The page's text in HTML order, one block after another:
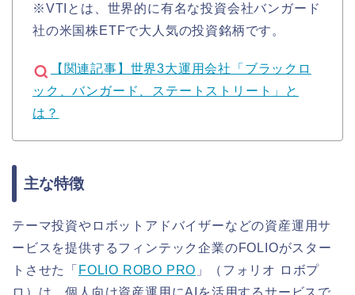
※VTIとは、世界的に有名な投資会社バンガード
社の米国株ETFで大人気の投資銘柄です。
【関連記事】世界3大運用会社「ブラックロ
ック、バンガード、ステートストリート」と
は？
主な特徴
テーマ投資やロボットアドバイザーなどの資産運用サ
ービスを提供するフィンテック企業のFOLIOがスター
トさせた「 FOLIO ROBO PRO 」（フォリオ ロボプ
ロ）は、個人向け資産運用にAIを活用するサービスで